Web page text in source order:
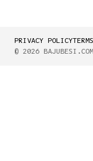
PRIVACY POLICY
© 2026